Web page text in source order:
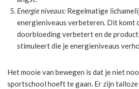
Energie niveaus: Regelmatige
energieniveaus verbeteren. Dit komt
doorbloeding verbetert en de
stimuleert die je energieniveaus
Het mooie van bewegen is dat je niet
sportschool hoeft te gaan. Er zijn